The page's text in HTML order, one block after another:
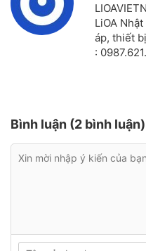
LiOA
áp, thiết
:
Bình luận (2 bình luận)